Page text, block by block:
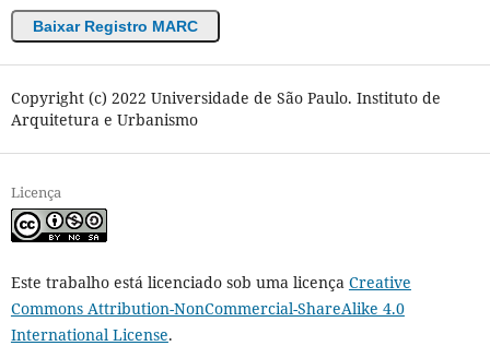
Baixar Registro MARC
Copyright (c) 2022 Universidade de São Paulo. Instituto de
Arquitetura e Urbanismo
Licença
Este trabalho está licenciado sob uma licença Creative
Commons Attribution-NonCommercial-ShareAlike 4.0
International License.